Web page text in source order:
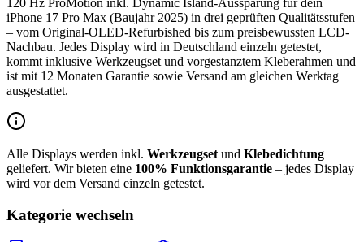
iPhone 17 Pro Max (Baujahr 2025) in drei geprüften Qualitätsstufen
– vom Original-OLED-Refurbished bis zum preisbewussten LCD-
Nachbau. Jedes Display wird in Deutschland einzeln getestet,
kommt inklusive Werkzeugset und vorgestanztem Kleberahmen und
ist mit 12 Monaten Garantie sowie Versand am gleichen Werktag
ausgestattet.
Alle Displays werden inkl. Werkzeugset und Klebedichtung
geliefert. Wir bieten eine 100% Funktionsgarantie – jedes Display
wird vor dem Versand einzeln getestet.
Kategorie wechseln